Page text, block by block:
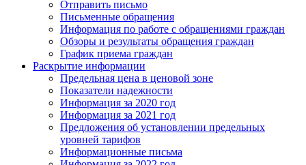
Отправить письмо
Письменные обращения
Информация по работе с обращениями граждан
Обзоры и результаты обращения граждан
График приема граждан
Раскрытие информации
Предельная цена в ценовой зоне
Показатели надежности
Информация за 2020 год
Информация за 2021 год
Предложения об установлении предельных
уровней тарифов
Информационные письма